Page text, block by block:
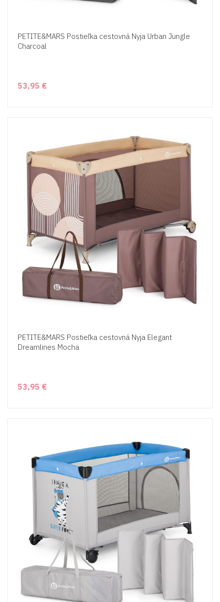
PETITE&MARS Postieľka cestovná Nyja Urban Jungle
Charcoal
53,95 €
PETITE&MARS Postieľka cestovná Nyja Elegant
Dreamlines Mocha
53,95 €